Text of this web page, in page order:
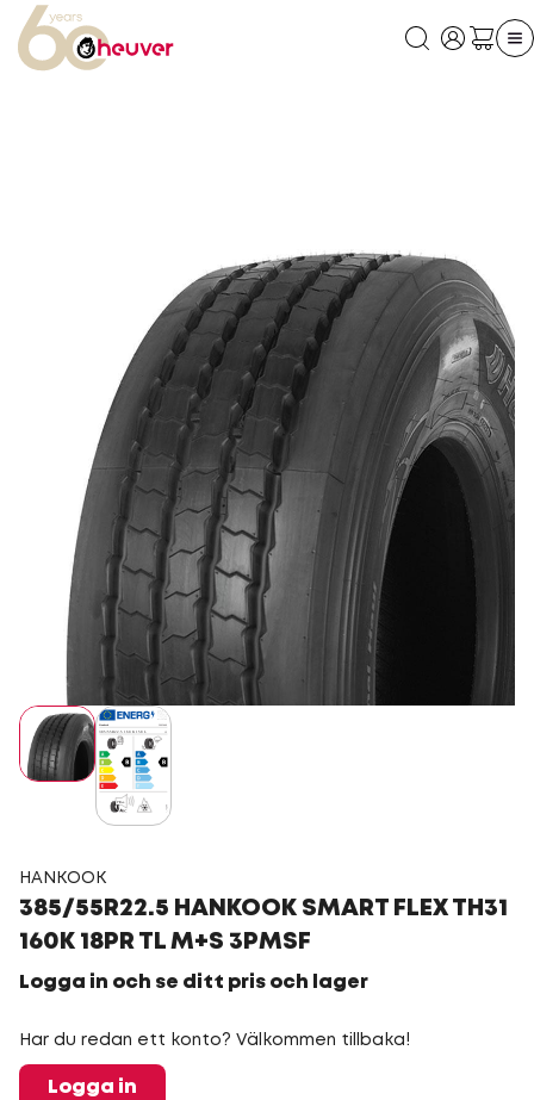
HANKOOK
385/55R22.5 HANKOOK SMART FLEX TH31
160K 18PR TL M+S 3PMSF
Logga in och se ditt pris och lager
Har du redan ett konto? Välkommen tillbaka!
Logga in